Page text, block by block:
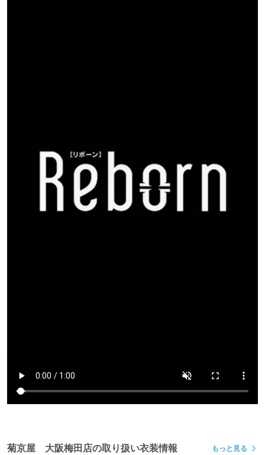
菊京屋 大阪梅田店の取り扱い衣装情報 もっと見る